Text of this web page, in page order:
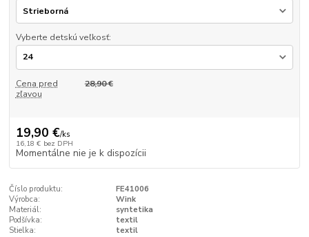
Vyberte detskú veľkosť:
Cena pred
zľavou
28,90 €
19,90 €/ks
16,18 € bez DPH
Momentálne nie je k dispozícii
Číslo produktu:
FE41006
Výrobca:
Wink
Materiál:
syntetika
Podšívka:
textil
Stielka:
textil